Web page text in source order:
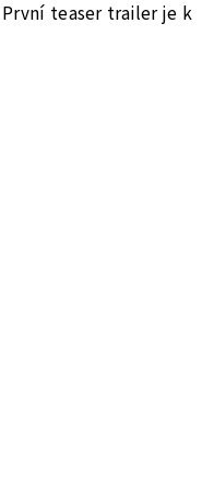
teaser trailer je k